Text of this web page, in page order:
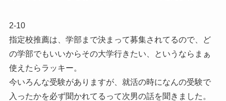
2-10
指定校推薦は、学部まで決まって募集されてるので、ど
の学部でもいいからその大学行きたい、というならまぁ
使えたらラッキー。
今いろんな受験がありますが、就活の時になんの受験で
入ったかを必ず聞かれてるって次男の話を聞きました。